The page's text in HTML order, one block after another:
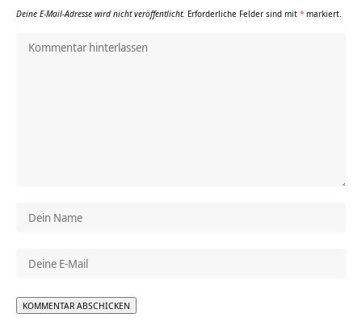
Deine E-Mail-Adresse wird nicht veröffentlicht. Erforderliche Felder sind mit * markiert.